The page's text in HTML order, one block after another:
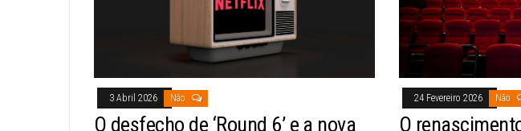
3 Abril 2026 Não
O desfecho de ‘Round 6’ e a nova
24 Fevereiro 2026 Não
O